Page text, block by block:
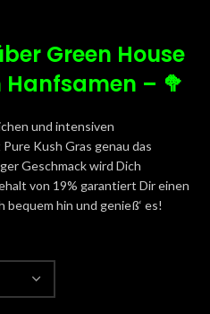
Green House
Hanfsamen – 🥦
und intensiven
Kush Gras genau das
Geschmack wird Dich
von 19% garantiert Dir einen
bequem hin und genieß‘ es!